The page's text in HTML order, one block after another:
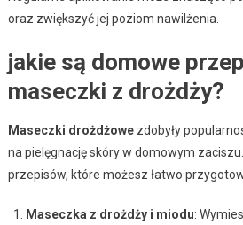
oraz zwiększyć jej poziom nawilżenia.
jakie są domowe
maseczki z drożdży?
Maseczki drożdżowezdobyły
na pielęgnację skóry w domowym
przepisów, które możesz łatwo
Maseczka z drożdży i miodu: